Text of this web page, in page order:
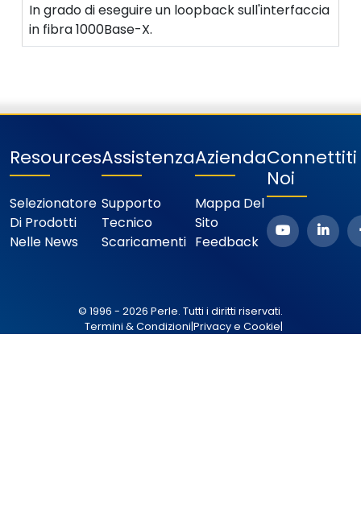
In grado di eseguire un loopback sull'interfaccia
in fibra 1000Base-X.
Resources
Selezionatore
Di Prodotti
Nelle News
Assistenza
Supporto
Tecnico
Scaricamenti
Azienda
Mappa Del
Sito
Feedback
Connettiti
Noi
© 1996 - 2026 Perle. Tutti i diritti riservati.
Termini & Condizioni|Privacy e Cookie|